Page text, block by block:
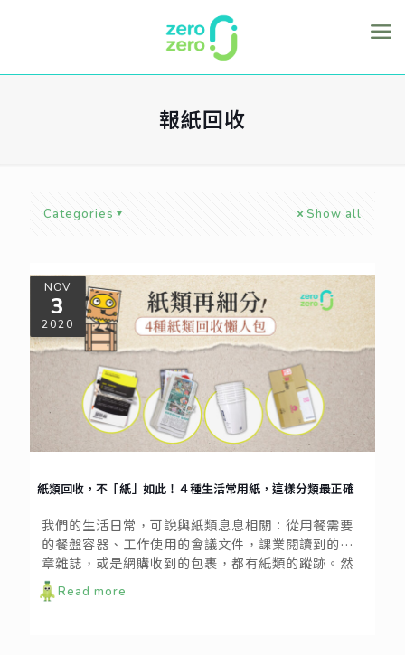
報紙回收
Categories Show all
NOV
3
2020
紙類回收，不「紙」如此！４種生活常用紙，這樣分類最正確
我們的生活日常，可說與紙類息息相關：從用餐需要
的餐盤容器、工作使用的會議文件，課業閱讀到的報
章雜誌，或是網購收到的包裹，都有紙類的蹤跡。然
而，你知道這些紙類，其實各有不同的回收路徑嗎？
Read more